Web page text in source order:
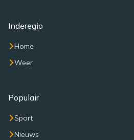
Inderegio
Home
Weer
Populair
Sport
Nieuws